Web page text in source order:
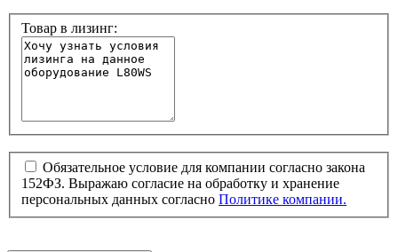
Товар в лизинг:
Обязательное условие для компании согласно закона
152ФЗ. Выражаю согласие на обработку и хранение
персональных данных согласно Политике компании.